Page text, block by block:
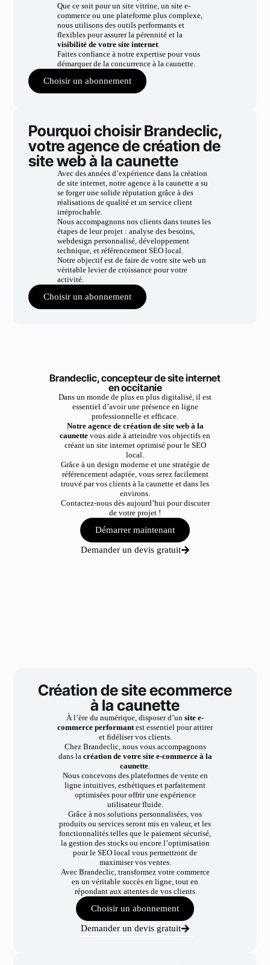
Que ce soit pour un site vitrine, un site e-
commerce ou une plateforme plus complexe,
nous utilisons des outils performants et
flexibles pour assurer la pérennité et la
visibilité de votre site internet.
Faites confiance à notre expertise pour vous
démarquer de la concurrence à la caunette.
Choisir un abonnement
Pourquoi choisir Brandeclic,
votre agence de création de
site web à la caunette
Avec des années d’expérience dans la création
de site internet, notre agence à la caunette a su
se forger une solide réputation grâce à des
réalisations de qualité et un service client
irréprochable.
Nous accompagnons nos clients dans toutes les
étapes de leur projet : analyse des besoins,
webdesign personnalisé, développement
technique, et référencement SEO local.
Notre objectif est de faire de votre site web un
véritable levier de croissance pour votre
activité.
Choisir un abonnement
Brandeclic, concepteur de site internet
en occitanie
Dans un monde de plus en plus digitalisé, il est
essentiel d’avoir une présence en ligne
professionnelle et efficace.
Notre agence de création de site web à la
caunette vous aide à atteindre vos objectifs en
créant un site internet optimisé pour le SEO
local.
Grâce à un design moderne et une stratégie de
référencement adaptée, vous serez facilement
trouvé par vos clients à la caunette et dans les
environs.
Contactez-nous dès aujourd’hui pour discuter
de votre projet !
Démarrer maintenant
Demander un devis gratuit
Création de site ecommerce
à la caunette
À l’ère du numérique, disposer d’un site e-
commerce performantest essentiel pour attirer
et fidéliser vos clients.
Chez Brandeclic, nous vous accompagnons
dans la création de votre site e-commerce à la
caunette.
Nous concevons des plateformes de vente en
ligne intuitives, esthétiques et parfaitement
optimisées pour offrir une expérience
utilisateur fluide.
Grâce à nos solutions personnalisées, vos
produits ou services seront mis en valeur, et les
fonctionnalités telles que le paiement sécurisé,
la gestion des stocks ou encore l’optimisation
pour le SEO local vous permettront de
maximiser vos ventes.
Avec Brandeclic, transformez votre commerce
en un véritable succès en ligne, tout en
répondant aux attentes de vos clients
Choisir un abonnement
Demander un devis gratuit